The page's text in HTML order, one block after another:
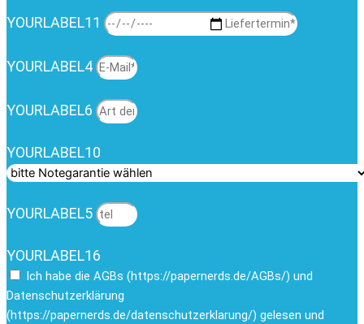
YOURLABEL11
YOURLABEL4
YOURLABEL6
YOURLABEL10
YOURLABEL5
YOURLABEL16
Ich habe die AGBs (https://papernerds.de/AGBs/) und
Datenschutzerklärung
(https://papernerds.de/datenschutzerklarung/) gelesen und